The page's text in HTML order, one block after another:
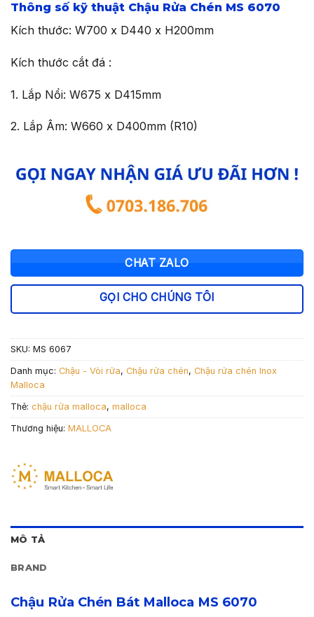
là:
6.464.000 ₫.
tại
là:
Thông số kỹ thuật Chậu Rửa Chén MS 6070
Kích thước: W700 x D440 x H200mm
Kích thước cắt đá :
1. Lắp Nổi: W675 x D415mm
2. Lắp Âm: W660 x D400mm (R10)
CHAT ZALO
GỌI CHO CHÚNG TÔI
SKU: MS 6067
Danh mục: Chậu - Vòi rửa, Chậu rửa chén, Chậu rửa chén Inox
Malloca
Thẻ: chậu rửa malloca, malloca
Thương hiệu: MALLOCA
MÔ TẢ
BRAND
Chậu Rửa Chén Bát Malloca MS 6070